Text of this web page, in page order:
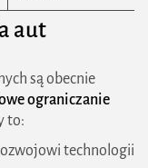
prawa
serwisie są
aut
są obecnie
ograniczanie
to:
technologii